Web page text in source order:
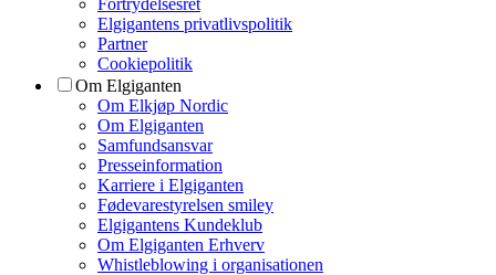
Elgigantens privatlivspolitik
Partner
Cookiepolitik
Om Elgiganten
Om Elkjøp Nordic
Om Elgiganten
Samfundsansvar
Presseinformation
Karriere i Elgiganten
Fødevarestyrelsen smiley
Elgigantens Kundeklub
Om Elgiganten Erhverv
Whistleblowing i organisationen